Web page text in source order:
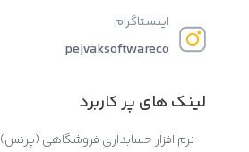
اینستاگرام
pejvaksoftwareco
لینک های پر کاربرد
نرم افزار حسابداری فروشگاهی (پرنس)